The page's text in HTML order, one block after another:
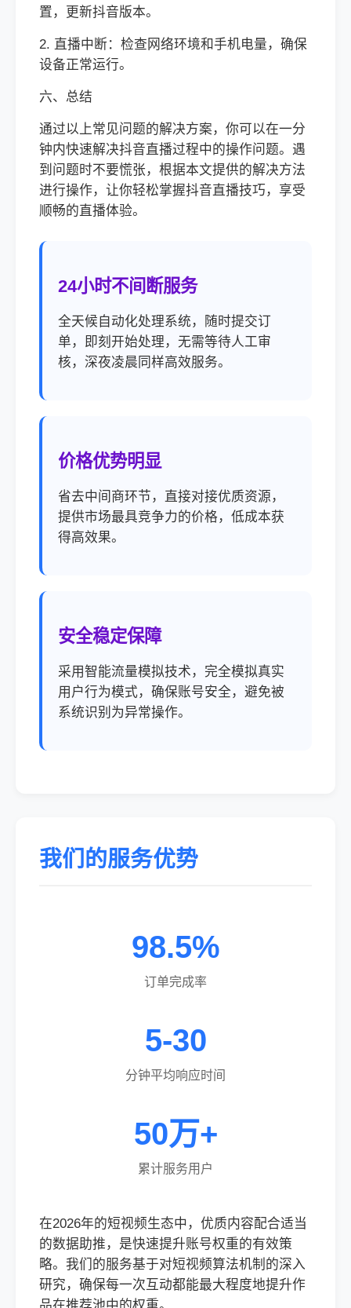
置，更新抖音版本。
2. 直播中断：检查网络环境和手机电量，确保
设备正常运行。
六、总结
通过以上常见问题的解决方案，你可以在一分
钟内快速解决抖音直播过程中的操作问题。遇
到问题时不要慌张，根据本文提供的解决方法
进行操作，让你轻松掌握抖音直播技巧，享受
顺畅的直播体验。
24小时不间断服务
全天候自动化处理系统，随时提交订
单，即刻开始处理，无需等待人工审
核，深夜凌晨同样高效服务。
价格优势明显
省去中间商环节，直接对接优质资源，
提供市场最具竞争力的价格，低成本获
得高效果。
安全稳定保障
采用智能流量模拟技术，完全模拟真实
用户行为模式，确保账号安全，避免被
系统识别为异常操作。
我们的服务优势
98.5%
订单完成率
5-30
分钟平均响应时间
50万+
累计服务用户
在2026年的短视频生态中，优质内容配合适当
的数据助推，是快速提升账号权重的有效策
略。我们的服务基于对短视频算法机制的深入
研究，确保每一次互动都能最大程度地提升作